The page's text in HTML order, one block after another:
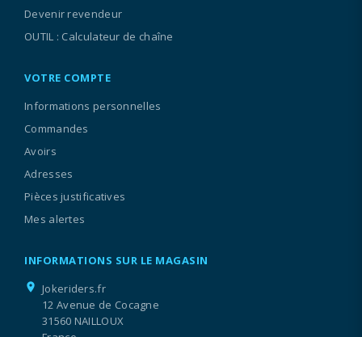
Devenir revendeur
OUTIL : Calculateur de chaîne
VOTRE COMPTE
Informations personnelles
Commandes
Avoirs
Adresses
Pièces justificatives
Mes alertes
INFORMATIONS SUR LE MAGASIN
location_on
Jokeriders.fr
12 Avenue de Cocagne
31560 NAILLOUX